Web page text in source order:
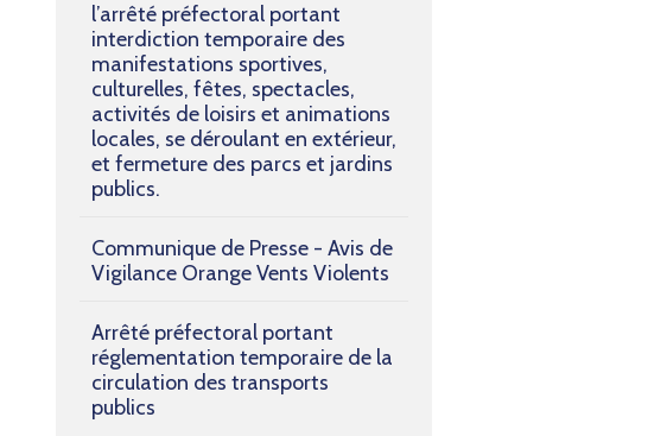
l’arrêté préfectoral portant
interdiction temporaire des
manifestations sportives,
culturelles, fêtes, spectacles,
activités de loisirs et animations
locales, se déroulant en extérieur,
et fermeture des parcs et jardins
publics.
Communique de Presse - Avis de
Vigilance Orange Vents Violents
Arrêté préfectoral portant
réglementation temporaire de la
circulation des transports
publics